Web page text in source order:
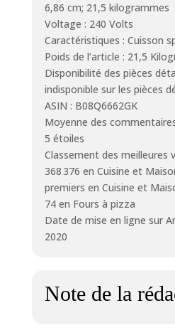
6,86 cm; 21,5 kilogrammes
Voltage : 240 Volts
Caractéristiques : Cuisson
Poids de l’article : 21,5
Disponibilité des pièces
indisponible sur les pièces
ASIN : B08Q6662GK
Moyenne des
5 étoiles
Classement des meilleures
368 376 en Cuisine et
premiers en Cuisine et
74 en Fours à pizza
Date de mise en ligne sur
2020
Note de la